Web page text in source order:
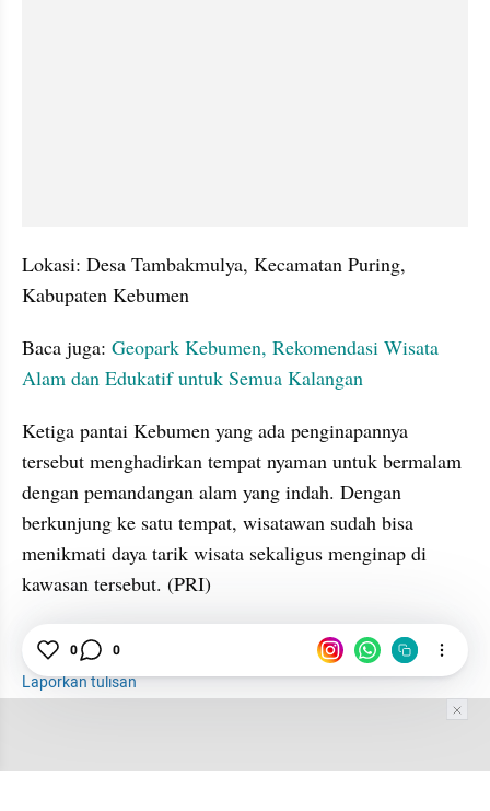
Lokasi: Desa Tambakmulya, Kecamatan Puring,
Kabupaten Kebumen
Baca juga: Geopark Kebumen, Rekomendasi Wisata
Alam dan Edukatif untuk Semua Kalangan
Ketiga pantai Kebumen yang ada penginapannya
tersebut menghadirkan tempat nyaman untuk bermalam
dengan pemandangan alam yang indah. Dengan
berkunjung ke satu tempat, wisatawan sudah bisa
menikmati daya tarik wisata sekaligus menginap di
kawasan tersebut. (PRI)
seo suggest
Penginapan
Laporkan tulisan
0 0